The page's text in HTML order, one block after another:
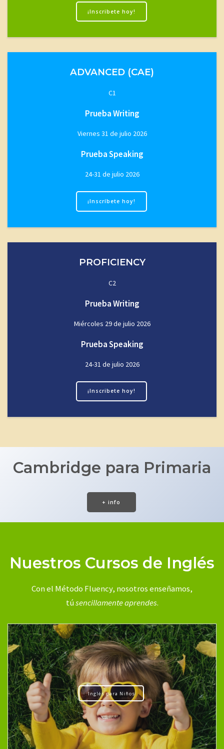
¡Inscribete hoy!
ADVANCED (CAE)
C1
Prueba Writing
Viernes 31 de julio 2026
Prueba Speaking
24-31 de julio 2026
¡Inscríbete hoy!
PROFICIENCY
C2
Prueba Writing
Miércoles 29 de julio 2026
Prueba Speaking
24-31 de julio 2026
¡Inscribete hoy!
Cambridge para Primaria
+ info
Nuestros Cursos de Inglés
Con el Método Fluency, nosotros enseñamos,
túsencillamente aprendes.
Inglés para Niños